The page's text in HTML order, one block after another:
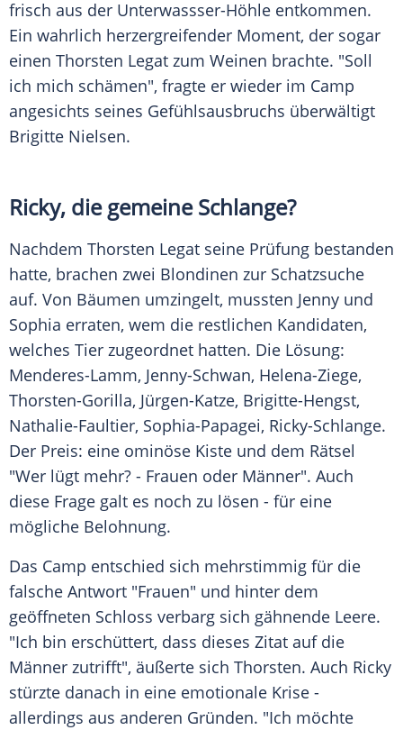
frisch aus der Unterwassser-Höhle entkommen.
Ein wahrlich herzergreifender Moment, der sogar
einen Thorsten Legat zum Weinen brachte. "Soll
ich mich schämen", fragte er wieder im Camp
angesichts seines Gefühlsausbruchs überwältigt
Brigitte Nielsen.
Ricky, die gemeine Schlange?
Nachdem Thorsten Legat seine Prüfung bestanden
hatte, brachen zwei Blondinen zur Schatzsuche
auf. Von Bäumen umzingelt, mussten Jenny und
Sophia erraten, wem die restlichen Kandidaten,
welches Tier zugeordnet hatten. Die Lösung:
Menderes-Lamm, Jenny-Schwan, Helena-Ziege,
Thorsten-Gorilla, Jürgen-Katze, Brigitte-Hengst,
Nathalie-Faultier, Sophia-Papagei, Ricky-Schlange.
Der Preis: eine ominöse Kiste und dem Rätsel
"Wer lügt mehr? - Frauen oder Männer". Auch
diese Frage galt es noch zu lösen - für eine
mögliche Belohnung.
Das Camp entschied sich mehrstimmig für die
falsche Antwort "Frauen" und hinter dem
geöffneten Schloss verbarg sich gähnende Leere.
"Ich bin erschüttert, dass dieses Zitat auf die
Männer zutrifft", äußerte sich Thorsten. Auch Ricky
stürzte danach in eine emotionale Krise -
allerdings aus anderen Gründen. "Ich möchte